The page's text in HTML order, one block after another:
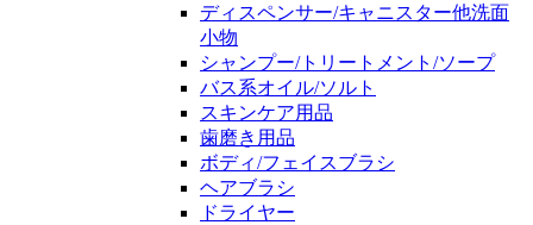
ディスペンサー/キャニスター他洗面
小物
シャンプー/トリートメント/ソープ
バス系オイル/ソルト
スキンケア用品
歯磨き用品
ボディ/フェイスブラシ
ヘアブラシ
ドライヤー